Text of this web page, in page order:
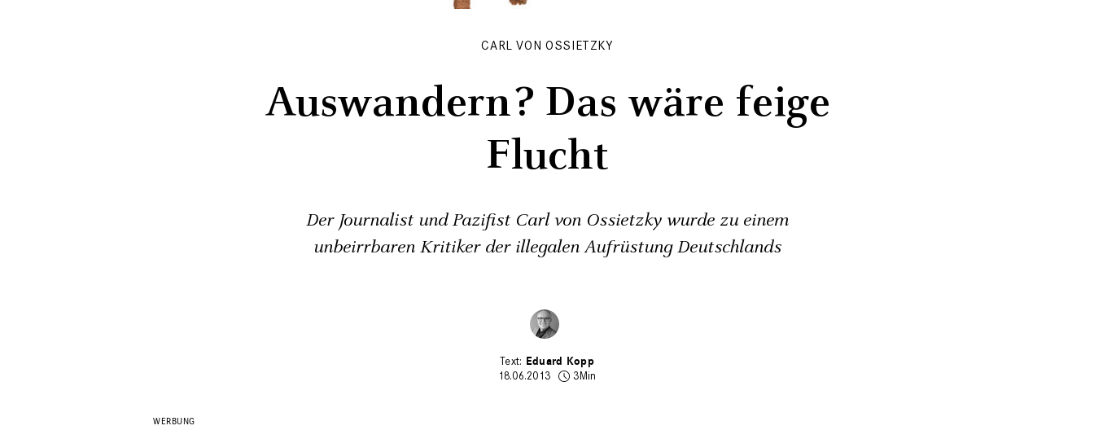
CARL VON OSSIETZKY
Auswandern? Das wäre feige
Flucht
Der Journalist und Pazifist Carl von Ossietzky wurde zu einem
unbeirrbaren Kritiker der illegalen Aufrüstung Deutschlands
Eduard Kopp
18.06.2013
3Min